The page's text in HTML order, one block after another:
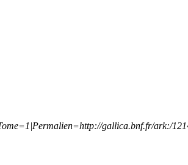
gallica.bnf.fr/ark:/